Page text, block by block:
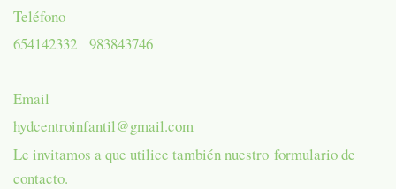
Teléfono
654142332 983843746
Email
hydcentroinfantil@gmail.com
Le invitamos a que utilice también nuestro formulario de
contacto.